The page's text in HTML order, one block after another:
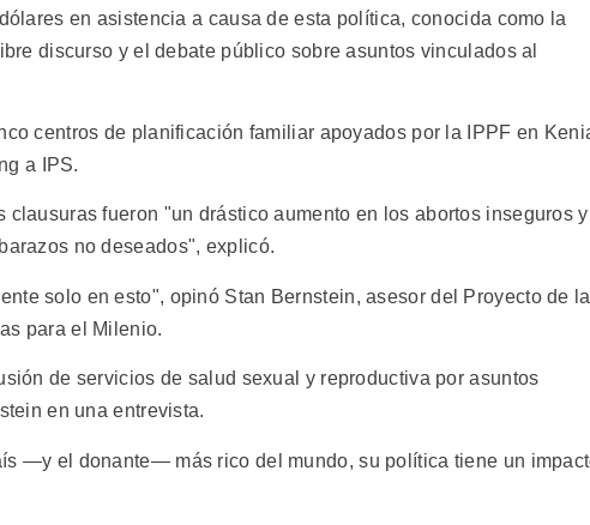
en asistencia a causa de esta política, conocida como la
discurso y el debate público sobre asuntos vinculados al
centros de planificación familiar apoyados por la IPPF en
a IPS.
clausuras fueron "un drástico aumento en los abortos inseguros y
no deseados", explicó.
solo en esto", opinó Stan Bernstein, asesor del Proyecto de la
para el Milenio.
de servicios de salud sexual y reproductiva por asuntos
en una entrevista.
—y el donante— más rico del mundo, su política tiene un